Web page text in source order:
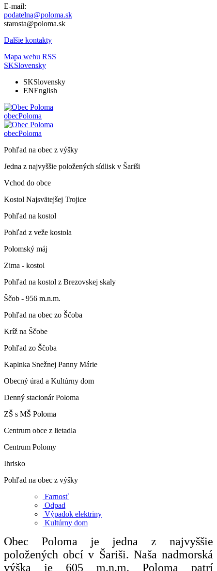
E-mail:
podatelna@poloma.sk
starosta@poloma.sk
Dalšie kontakty
Mapa webu RSS
SKSlovensky
SKSlovensky
ENEnglish
obecPoloma
obecPoloma
Pohľad na obec z výšky
Jedna z najvyššie položených sídlisk v Šariši
Vchod do obce
Kostol Najsvätejšej Trojice
Pohľad na kostol
Pohľad z veže kostola
Polomský máj
Zima - kostol
Pohľad na kostol z Brezovskej skaly
Ščob - 956 m.n.m.
Pohľad na obec zo Ščoba
Kríž na Ščobe
Pohľad zo Ščoba
Kaplnka Snežnej Panny Márie
Obecný úrad a Kultúrny dom
Denný stacionár Poloma
ZŠ s MŠ Poloma
Centrum obce z lietadla
Centrum Polomy
Ihrisko
Pohľad na obec z výšky
Farnosť
Odpad
Výpadok elektriny
Kultúrny dom
Obec Poloma je jedna z najvyššie
položených obcí v Šariši. Naša nadmorská
výška je 605 m.n.m. Poloma patrí